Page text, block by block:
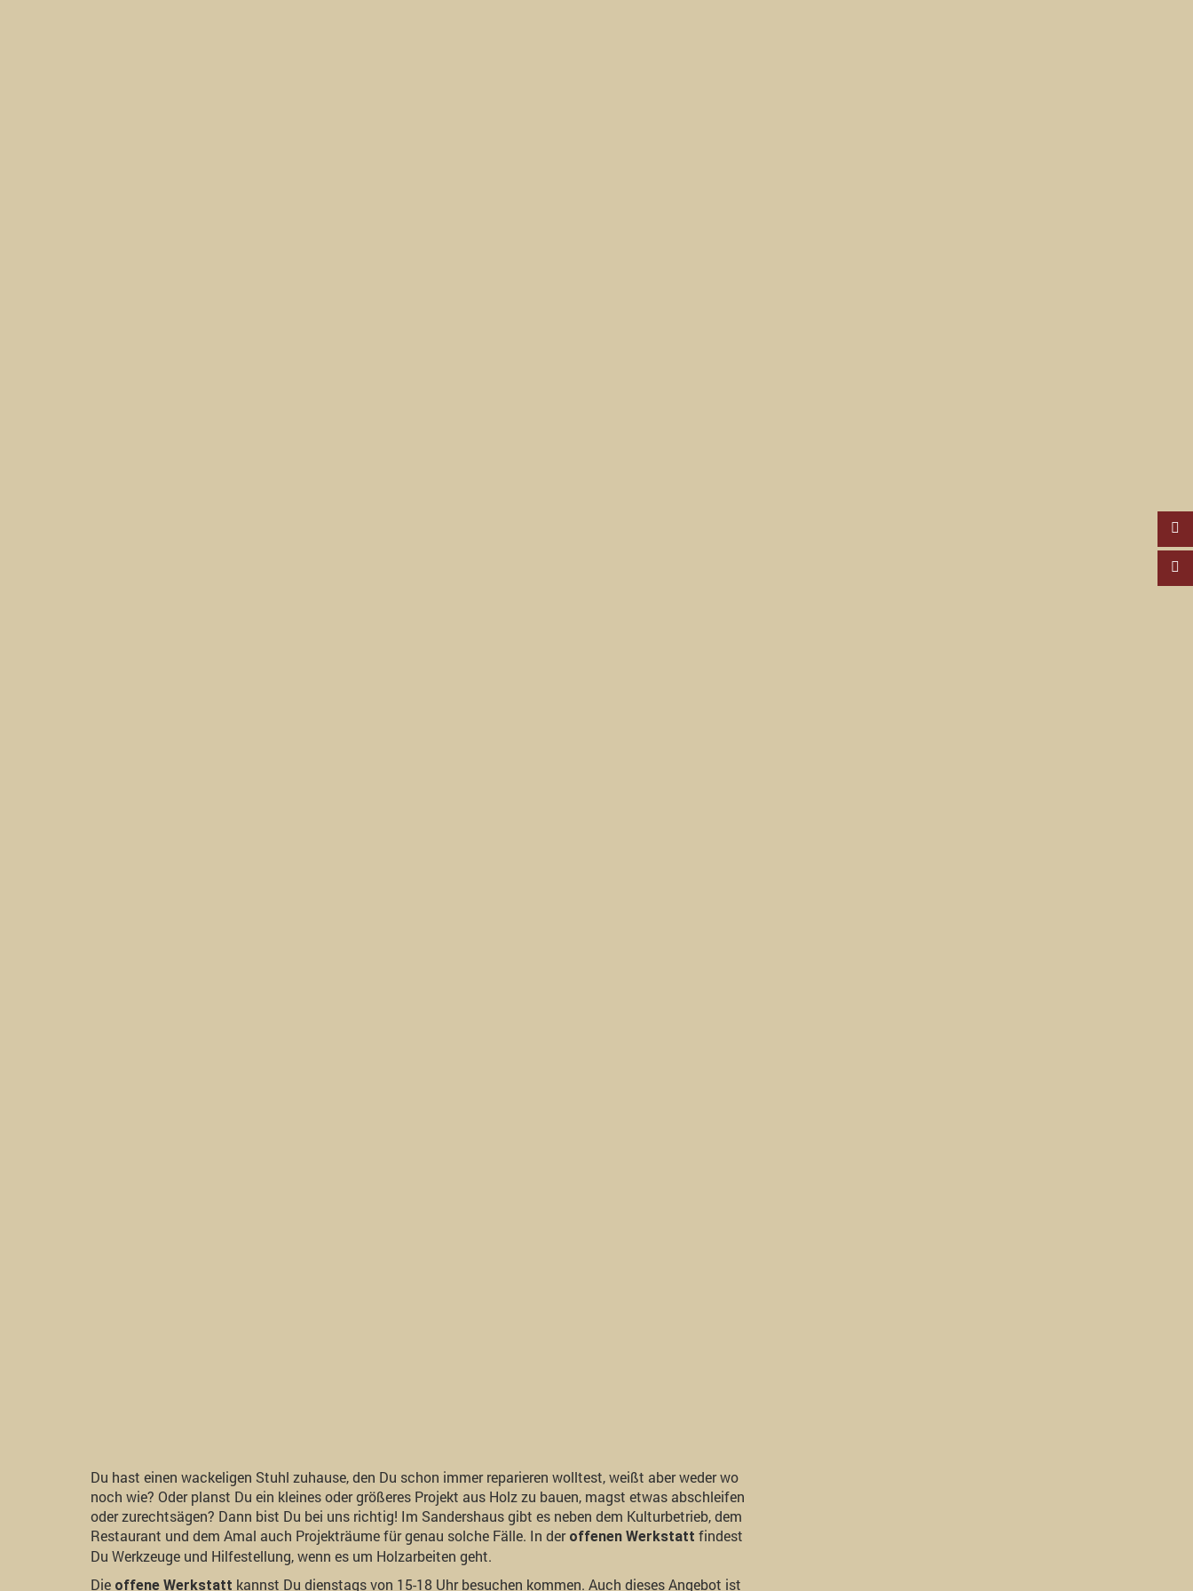
Du hast einen wackeligen Stuhl zuhause, den Du schon immer reparieren wolltest, weißt aber weder wo
noch wie? Oder planst Du ein kleines oder größeres Projekt aus Holz zu bauen, magst etwas abschleifen
oder zurechtsägen? Dann bist Du bei uns richtig! Im Sandershaus gibt es neben dem Kulturbetrieb, dem
Restaurant und dem Amal auch Projekträume für genau solche Fälle. In der offenen Werkstatt findest
Du Werkzeuge und Hilfestellung, wenn es um Holzarbeiten geht.
Die offene Werkstatt kannst Du dienstags von 15-18 Uhr besuchen kommen. Auch dieses Angebot ist